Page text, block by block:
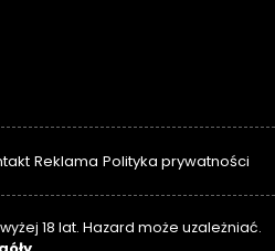
Reklama Polityka prywatności
18 lat. Hazard może uzależniać.